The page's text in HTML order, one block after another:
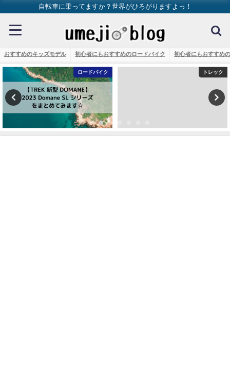
自転車に乗ってますか？世界がひろがりますよっ！
おすすめのキッズモデル 初心者にもおすすめのロードバイク 初心者にもおすすめ
ロードバイク トレック